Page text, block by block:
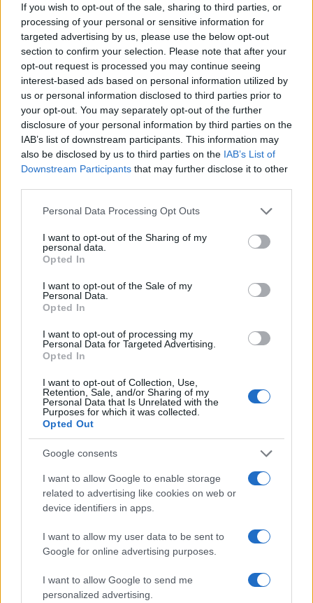
If you wish to opt-out of the sale, sharing to third parties, or
processing of your personal or sensitive information for
targeted advertising by us, please use the below opt-out
section to confirm your selection. Please note that after your
opt-out request is processed you may continue seeing
interest-based ads based on personal information utilized by
us or personal information disclosed to third parties prior to
your opt-out. You may separately opt-out of the further
disclosure of your personal information by third parties on the
IAB’s list of downstream participants. This information may
also be disclosed by us to third parties on the IAB’s List of
Downstream Participants that may further disclose it to other
Please note that this website/app uses one or more Google
not limited to your visit or usage behaviour. You may click to
grant or deny consent to Google and its third-party tags to
use your data for below specified purposes in below Google
consent section.
Personal Data Processing Opt Outs
I want to opt-out of the Sharing of my
personal data.
Opted In
I want to opt-out of the Sale of my
Personal Data.
Opted In
I want to opt-out of processing my
Personal Data for Targeted Advertising.
Opted In
I want to opt-out of Collection, Use,
Retention, Sale, and/or Sharing of my
Personal Data that Is Unrelated with the
Purposes for which it was collected.
Opted Out
Google consents
I want to allow Google to enable storage
related to advertising like cookies on web or
device identifiers in apps.
I want to allow my user data to be sent to
Google for online advertising purposes.
I want to allow Google to send me
personalized advertising.
Media
ΛΑΜΠΡΟΣ ΚΩΝΣΤΑΝΤΑΡΑΣ
Share:
Ακολουθήστε το Νewsit.gr στοGoogle Newsκαι
ενημερωθείτε πρώτοι για όλη την ειδησεογραφία και τα
τελευταία νέατης ημέρας
Πιο δημοφιλή
Σέρρες: Βίντεο ντοκουμέντο από το
τροχαίο με νεκρούς μητέρα και γιο – Ο
οδηγός του φορτηγού κατέγραψε τη
σύγκρουση
Marfin: Η 46χρονη πήρε προθεσμία για να
απολογηθεί την Τρίτη – «Είναι αθώα,
συμμετείχε στη διαδήλωση όπως και
100.000 άτομα»
Σίντνεϊ Τάουλ: Πέθανε σε ηλικία 26 ετών η
με τον καρκίνο
Μεταφορές χρημάτων: Πότε μπορεί να
θεωρηθούν δωρεές και να επιβληθεί φόρος
– Τι ισχυεί για τις γονικές παροχές
Κυψέλη: «Δεν μπορώ να το πιστέψω» –
Σοκαρισμένο το ζευγάρι Αμερικανών που
φιλοξενούσε τον 26χρονο Αφγανό στη
Λέσβο
Πιο σχολιασμένα
Έφυγαν οι συνεργάτες, μένει η Μαρία
Καρυστιανού - Η επόμενη μέρα για την
«Ελπίδα για τη Δημοκρατία»